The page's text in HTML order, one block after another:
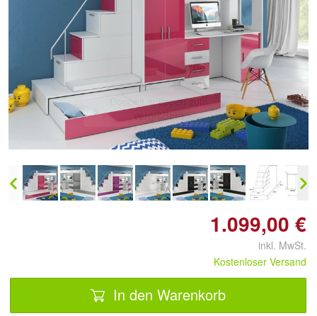
Doppelt antippen zum
vergrößern
1.099,00 €
inkl. MwSt.
Kostenloser Versand
In den Warenkorb